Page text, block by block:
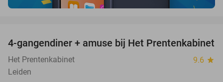
37%
4-gangendiner + amuse bij Het Prentenkabinet
Het Prentenkabinet 9.6 star
Leiden